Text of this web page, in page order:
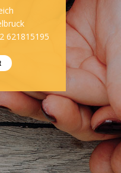
621815195